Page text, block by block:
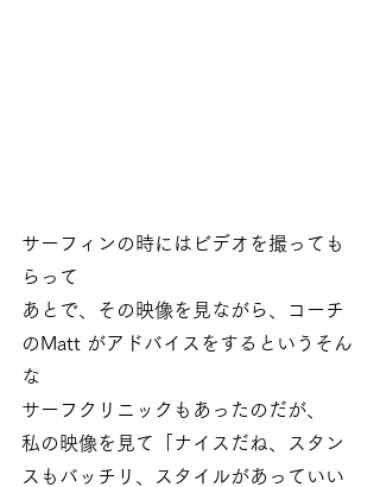
サーフィンの時にはビデオを撮っても
らって
あとで、その映像を見ながら、コーチ
のMatt がアドバイスをするというそん
な
サーフクリニックもあったのだが、
私の映像を見て「ナイスだね、スタン
スもバッチリ、スタイルがあっていい